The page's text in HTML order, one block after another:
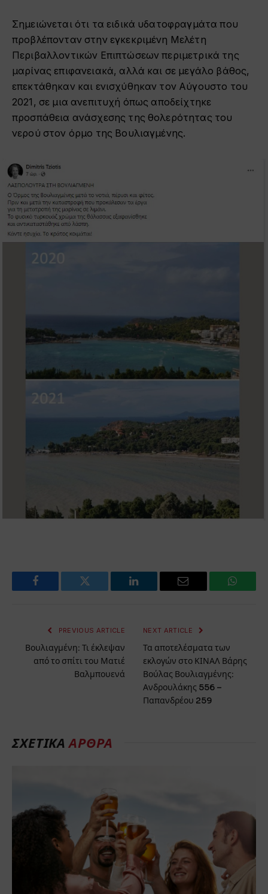
Σημειώνεται ότι τα ειδικά υδατοφραγμάτα που
προβλέπονταν στην εγκεκριμένη Μελέτη
Περιβαλλοντικών Επιπτώσεων περιμετρικά της
μαρίνας επιφανειακά, αλλά και σε μεγάλο βάθος,
επεκτάθηκαν και ενισχύθηκαν τον Αύγουστο του
2021, σε μια ανεπιτυχή όπως αποδείχτηκε
προσπάθεια ανάσχεσης της θολερότητας του
νερού στον όρμο της Βουλιαγμένης.
Facebook Twitter LinkedIn Email
PREVIOUS ARTICLE
Βουλιαγμένη: Τι έκλεψαν
από το σπίτι του Ματιέ
Βαλμπουενά
NEXT ARTICLE
Τα αποτελέσματα των
εκλογών στο ΚΙΝΑΛ Βάρης
Βούλας Βουλιαγμένης:
Ανδρουλάκης 556 –
Παπανδρέου 259
ΣΧΕΤΙΚΑΑΡΘΡΑ